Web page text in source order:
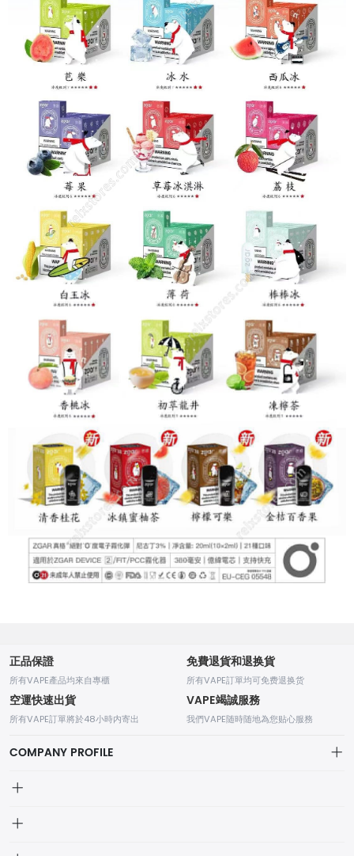
正品保證
所有VAPE產品均來自專櫃
免費退貨和退换貨
所有VAPE訂單均可免费退换货
空運快速出貨
所有VAPE訂單將於48小時内寄出
VAPE竭誠服務
我們VAPE随時随地為您贴心服務
COMPANY PROFILE
我的訂單
個人中心